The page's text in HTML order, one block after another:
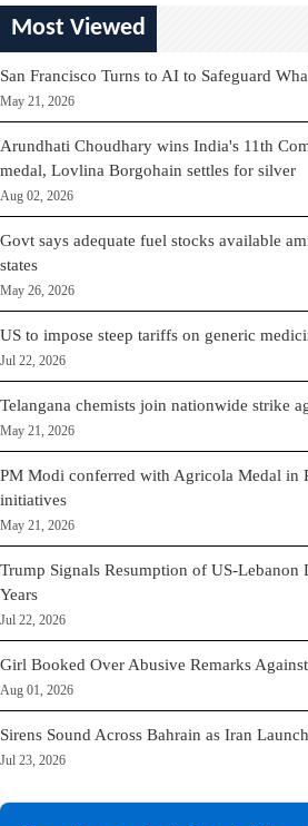
Most Viewed
San Francisco Turns to AI to Safeguard
May 21, 2026
Arundhati Choudhary wins India's 11th
medal, Lovlina Borgohain settles for silver
Aug 02, 2026
Govt says adequate fuel stocks available
states
May 26, 2026
US to impose steep tariffs on generic
Jul 22, 2026
Telangana chemists join nationwide strike
May 21, 2026
PM Modi conferred with Agricola Medal in
initiatives
May 21, 2026
Trump Signals Resumption of US-Lebanon
Years
Jul 22, 2026
Girl Booked Over Abusive Remarks
Aug 01, 2026
Sirens Sound Across Bahrain as Iran
Jul 23, 2026